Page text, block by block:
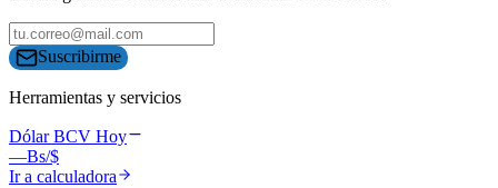
Suscribirme
Herramientas y servicios
Dólar BCV Hoy
—Bs/$
Ir a calculadora